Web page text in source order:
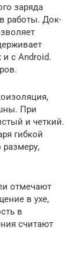
заряда
работы. Док-
и с Android.
При
и четкий.
гибкой
отмечают
в ухе,
в
считают